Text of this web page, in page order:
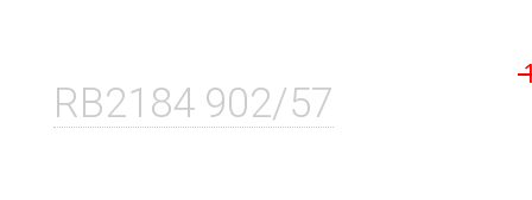
RB2184 902/57